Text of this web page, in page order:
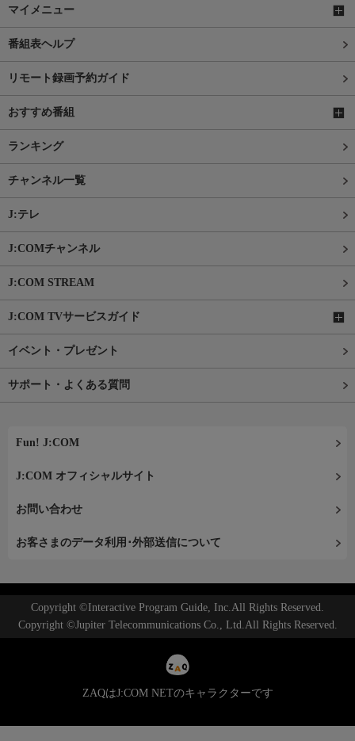
マイメニュー
番組表ヘルプ
リモート録画予約ガイド
おすすめ番組
ランキング
チャンネル一覧
J:テレ
J:COMチャンネル
J:COM STREAM
J:COM TVサービスガイド
イベント・プレゼント
サポート・よくある質問
Fun! J:COM
J:COM オフィシャルサイト
お問い合わせ
お客さまのデータ利用･外部送信について
Copyright ©Interactive Program Guide, Inc.All Rights Reserved.
Copyright ©Jupiter Telecommunications Co., Ltd.All Rights Reserved.
ZAQはJ:COM NETのキャラクターです